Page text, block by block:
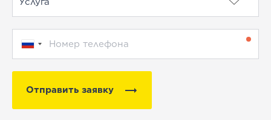
Отправить заявку